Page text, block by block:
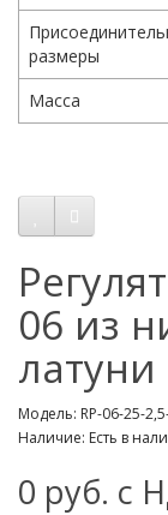
размеры
Масса
06 из
Модель: RP-06-25-
Наличие: Есть в
0 руб. с